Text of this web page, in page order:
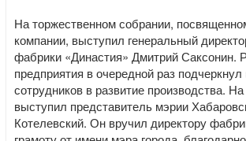
На торжественном собрании,
компании, выступил генеральный
фабрики «Династия» Дмитрий Саксонин.
предприятия в очередной раз
сотрудников в развитие производства.
выступил представитель мэрии
Котелевский. Он вручил директору